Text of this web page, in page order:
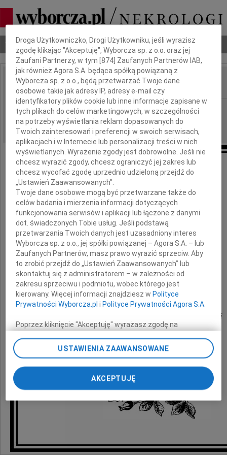
Nekrologi Odeszli Poradnik pogrzebowy
IMIĘ I NAZWISKO:
REGION: Gdańsk
DATA EMISJI: 01.06.2010
Pani
Prof. Halinie Stasiak
wyrazy głębokiego współczucia i żalu
z powodu śmierci
Męża Stefana
składają
pracownicy Kolegium Kształcenia Nauczycieli
Języków Obcych Uniwersytetu Gdańskiego
Dbamy o Twoją prywatność
Droga Użytkowniczko, Drogi Użytkowniku, jeśli wyrazisz
zgodę klikając "Akceptuję", Wyborcza sp. z o.o. oraz jej
Zaufani Partnerzy, w tym [874 ] Zaufanych Partnerów IAB,
jak również Agora S.A. będąca spółką powiązaną z
Wyborcza sp. z o.o., będą przetwarzać Twoje dane
osobowe takie jak adresy IP, adresy e-mail czy
identyfikatory plików cookie lub inne informacje zapisane w
tych plikach do celów marketingowych, w szczególności
na potrzeby wyświetlania reklam dopasowanych do
Twoich zainteresowań i preferencji w swoich serwisach,
aplikacjach i w Internecie lub personalizacji treści w nich
wyświetlanych. Wyrażenie zgody jest dobrowolne. Jeśli nie
chcesz wyrazić zgody, chcesz ograniczyć jej zakres lub
chcesz wycofać zgodę uprzednio udzieloną przejdź do
„Ustawień Zaawansowanych”.
Twoje dane osobowe mogą być przetwarzane także do
celów badania i mierzenia informacji dotyczących
funkcjonowania serwisów i aplikacji lub łączone z danymi
dot. świadczonych Tobie usług. Jeśli podstawą
przetwarzania Twoich danych jest uzasadniony interes
Wyborcza sp. z o.o., jej spółki powiązanej – Agora S.A. – lub
Zaufanych Partnerów, masz prawo wyrazić sprzeciw. Aby
to zrobić przejdź do „Ustawień Zaawansowanych” lub
skontaktuj się z administratorem – w zależności od
zakresu sprzeciwu i podmiotu, wobec którego jest
kierowany. Więcej informacji znajdziesz w Polityce
Prywatności Wyborcza.pl i Polityce Prywatności Agora S.A.
Poprzez kliknięcie "Akceptuję" wyrażasz zgodę na
Wyborczej sp. z o. o. jej Zaufanych Partnerów i Agora S.A.
na Twoim urządzeniu końcowym. Możesz też w każdej
chwili zmienić swoje preferencje dot. plików cookie,
ponownie wywołując narzędzie do zarządzania Twoimi
preferencjami dot. przetwarzania danych poprzez
przechodząc do sekcji „Ustawienia zaawansowane”.
Zmiana ustawień plików cookie możliwa jest także za
My, nasi Zaufani Partnerzy i Agora S.A. możemy
USTAWIENIA ZAAWANSOWANE
AKCEPTUJĘ